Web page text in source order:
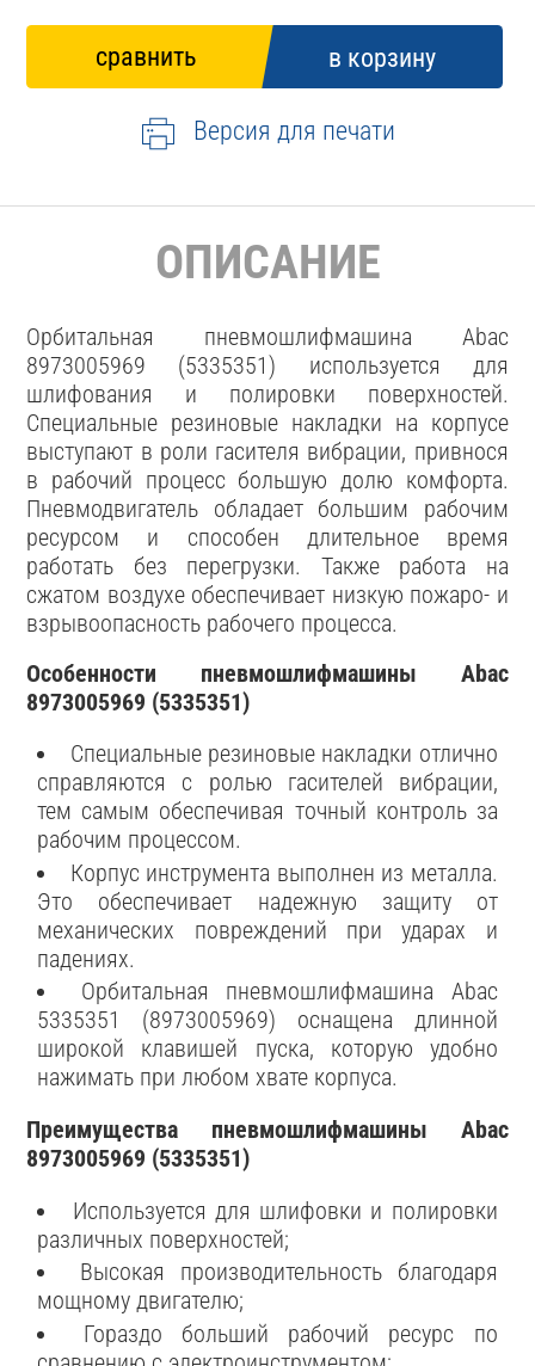
Версия для печати
ОПИСАНИЕ
Орбитальная пневмошлифмашина Abac
8973005969 (5335351) используется для
шлифования и полировки поверхностей.
Специальные резиновые накладки на корпусе
выступают в роли гасителя вибрации, привнося
в рабочий процесс большую долю комфорта.
Пневмодвигатель обладает большим рабочим
ресурсом и способен длительное время
работать без перегрузки. Также работа на
сжатом воздухе обеспечивает низкую пожаро- и
взрывоопасность рабочего процесса.
Особенности пневмошлифмашины Abac
8973005969 (5335351)
Специальные резиновые накладки отлично
справляются с ролью гасителей вибрации,
тем самым обеспечивая точный контроль за
рабочим процессом.
Корпус инструмента выполнен из металла.
Это обеспечивает надежную защиту от
механических повреждений при ударах и
падениях.
Орбитальная пневмошлифмашина Abac
5335351 (8973005969) оснащена длинной
широкой клавишей пуска, которую удобно
нажимать при любом хвате корпуса.
Преимущества пневмошлифмашины Abac
8973005969 (5335351)
Используется для шлифовки и полировки
различных поверхностей;
Высокая производительность благодаря
мощному двигателю;
Гораздо больший рабочий ресурс по